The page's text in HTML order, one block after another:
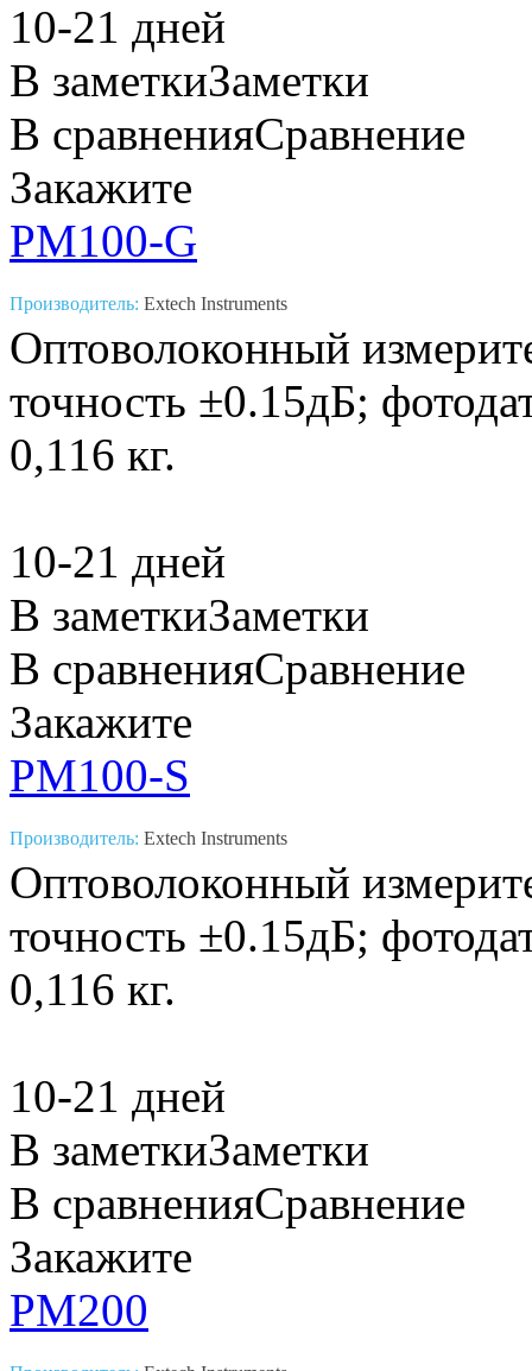
10-21 дней
В заметкиЗаметки
В сравненияСравнение
Закажите
PM100-G
Производитель: Extech Instruments
Оптоволоконный
точность ±0.15дБ;
0,116 кг.
10-21 дней
В заметкиЗаметки
В сравненияСравнение
Закажите
PM100-S
Производитель: Extech Instruments
Оптоволоконный
точность ±0.15дБ;
0,116 кг.
10-21 дней
В заметкиЗаметки
В сравненияСравнение
Закажите
PM200